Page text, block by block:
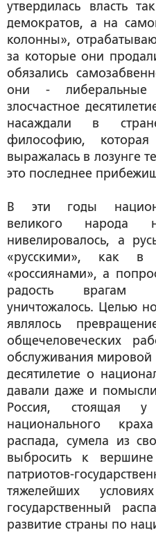
утвердилась власть
демократов, а на
колонны»,
за которые они
обязались
они -
злосчастное
насаждали в
философию,
выражалась в лозунге
это последнее
В эти годы
великого народа
нивелировалось, а
«русскими», как в
«россиянами», a
радость врагам
уничтожалось. Целью
являлось
общечеловеческих
обслуживания мировой
десятилетие о
давали даже и
Россия, стоящая
национального
распада, сумела из
выбросить к
патриoтов-
тяжелейших
государственный
развитие страны по